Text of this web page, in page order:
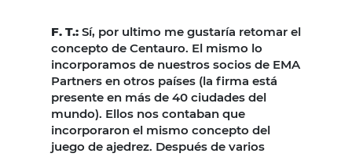
F. T.: Sí, por ultimo me gustaría retomar el
concepto de Centauro. El mismo lo
incorporamos de nuestros socios de EMA
Partners en otros países (la firma está
presente en más de 40 ciudades del
mundo). Ellos nos contaban que
incorporaron el mismo concepto del
juego de ajedrez. Después de varios